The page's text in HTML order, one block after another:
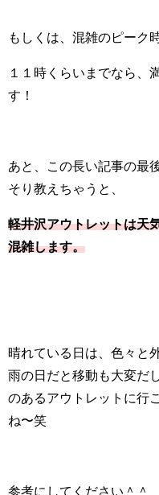
もしくは、混雑のピーク
１１時くらいまでなら、
す！
あと、この長い記事の最
そり教えちゃうと、
軽井沢アウトレットは天
混雑します。
晴れている日は、色々と
雨の日だと移動も大変だ
のあるアウトレットに行
ね〜笑
参考にしてください＾＾